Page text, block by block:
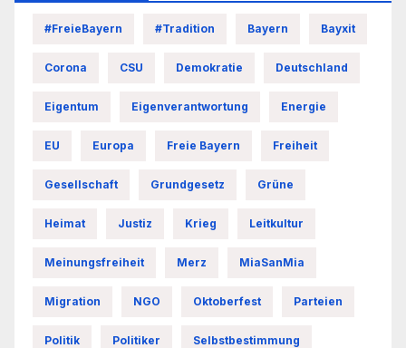
#FreieBayern #Tradition Bayern Bayxit
Corona CSU Demokratie Deutschland
Eigentum Eigenverantwortung Energie
EU Europa Freie Bayern Freiheit
Gesellschaft Grundgesetz Grüne
Heimat Justiz Krieg Leitkultur
Meinungsfreiheit Merz MiaSanMia
Migration NGO Oktoberfest Parteien
Politik Politiker Selbstbestimmung